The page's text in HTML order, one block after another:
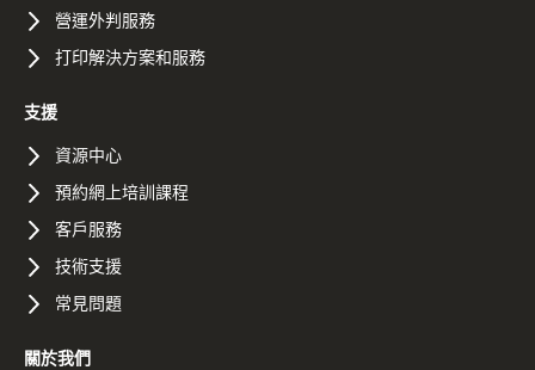
營運外判服務
打印解決方案和服務
支援
資源中心
預約網上培訓課程
客戶服務
技術支援
常見問題
關於我們